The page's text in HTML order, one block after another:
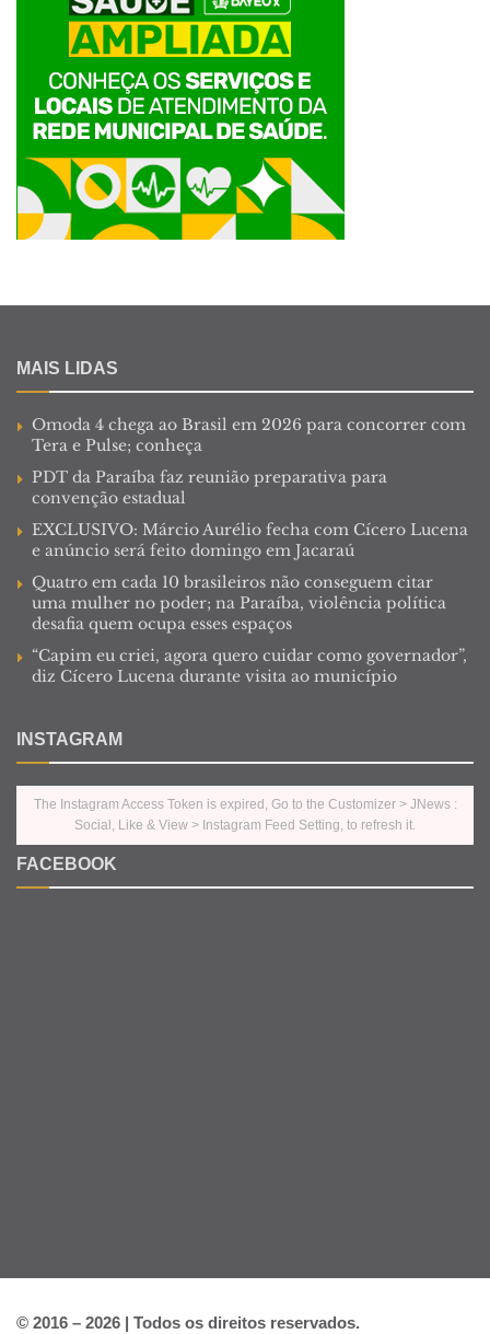
MAIS LIDAS
Omoda 4 chega ao Brasil em 2026 para concorrer com
Tera e Pulse; conheça
PDT da Paraíba faz reunião preparativa para
convenção estadual
EXCLUSIVO: Márcio Aurélio fecha com Cícero Lucena
e anúncio será feito domingo em Jacaraú
Quatro em cada 10 brasileiros não conseguem citar
uma mulher no poder; na Paraíba, violência política
desafia quem ocupa esses espaços
“Capim eu criei, agora quero cuidar como governador”,
diz Cícero Lucena durante visita ao município
INSTAGRAM
The Instagram Access Token is expired, Go to the Customizer > JNews :
Social, Like & View > Instagram Feed Setting, to refresh it.
FACEBOOK
© 2016 – 2026 | Todos os direitos reservados.